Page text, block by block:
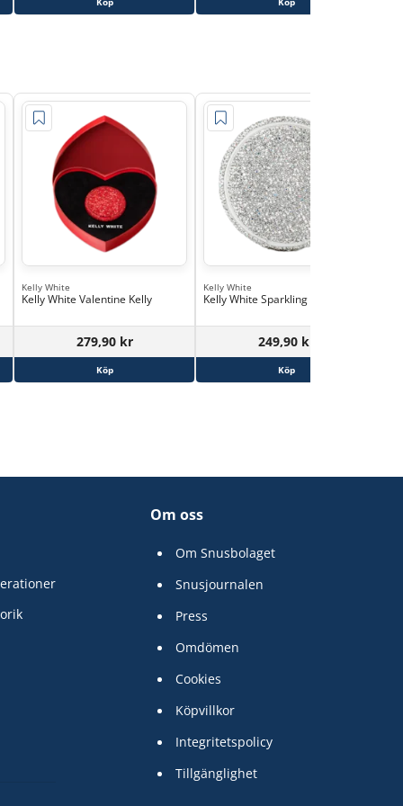
Kelly White
Kelly White Valentine Kelly
279,90 kr
Köp
Kelly White
Kelly White Sparkling Kelly
249,90 kr
Köp
Om oss
Om Snusbolaget
Snusjournalen
Press
Omdömen
Cookies
Köpvillkor
Integritetspolicy
Tillgänglighet